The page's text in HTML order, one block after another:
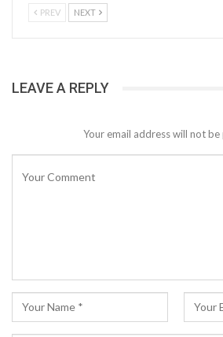
PREV NEXT
LEAVE A REPLY
Your email address will not be